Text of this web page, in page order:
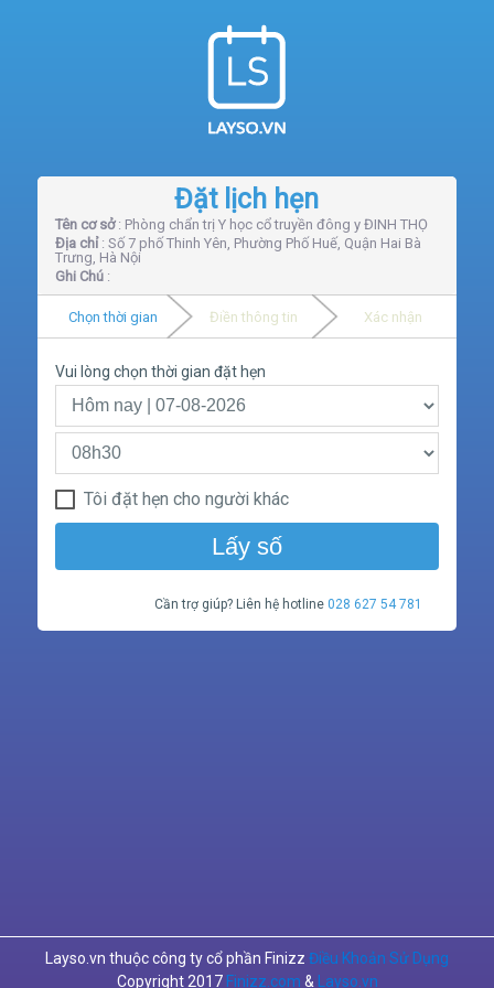
Đặt lịch hẹn
Tên cơ sở: Phòng chẩn trị Y học cổ truyền đông y ĐINH THỌ
Địa chỉ: Số 7 phố Thinh Yên, Phường Phố Huế, Quận Hai Bà
Trưng, Hà Nội
Ghi Chú:
Chọn thời gian Điền thông tin Xác nhận
Vui lòng chọn thời gian đặt hẹn
Tôi đặt hẹn cho người khác
Lấy số
Cần trợ giúp? Liên hệ hotline028 627 54 781
Layso.vn thuộc công ty cổ phần Finizz Điều Khoản Sử Dụng
Copyright 2017 Finizz.com & Layso.vn